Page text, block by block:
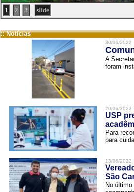
1 2 3 slide
:: Notícias
30/06/2022
A
foram
20/06/2022
USP
Para
para
13/06/2022
São
No